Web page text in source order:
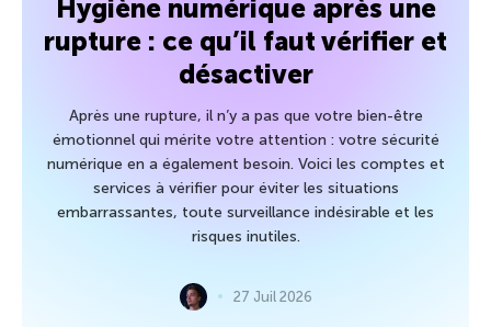
Hygiène numérique après une
rupture : ce qu’il faut vérifier et
désactiver
Après une rupture, il n’y a pas que votre bien-être
émotionnel qui mérite votre attention : votre sécurité
numérique en a également besoin. Voici les comptes et
services à vérifier pour éviter les situations
embarrassantes, toute surveillance indésirable et les
risques inutiles.
27 Juil 2026